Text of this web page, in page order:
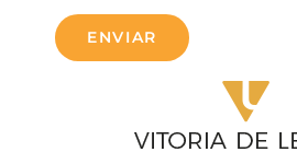
ENVIAR